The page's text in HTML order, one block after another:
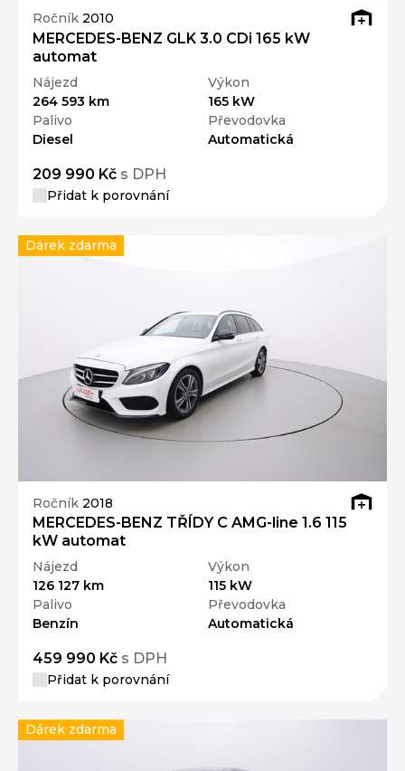
Ročník 2010
MERCEDES-BENZ GLK 3.0 CDi 165 kW
automat
Nájezd
264 593 km
Výkon
165 kW
Palivo
Diesel
Převodovka
Automatická
209 990 Kč s DPH
Přidat k porovnání
Ročník 2018
MERCEDES-BENZ TŘÍDY C AMG-line 1.6 115
kW automat
Nájezd
126 127 km
Výkon
115 kW
Palivo
Benzín
Převodovka
Automatická
459 990 Kč s DPH
Přidat k porovnání
Dárek zdarma
Dárek zdarma